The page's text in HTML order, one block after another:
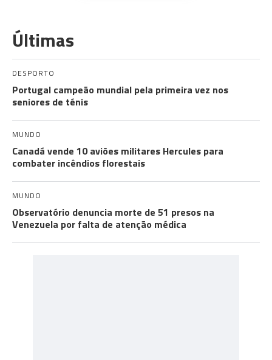
Últimas
DESPORTO
Portugal campeão mundial pela primeira vez nos
seniores de ténis
MUNDO
Canadá vende 10 aviões militares Hercules para
combater incêndios florestais
MUNDO
Observatório denuncia morte de 51 presos na
Venezuela por falta de atenção médica